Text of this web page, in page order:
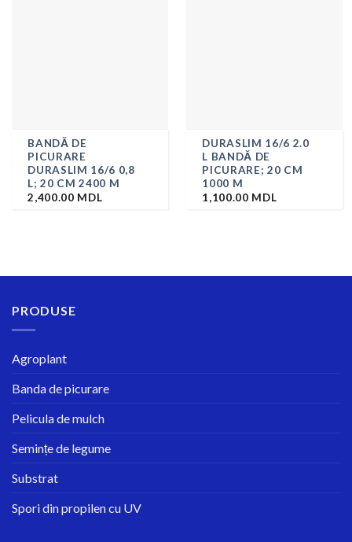
BANDĂ DE
PICURARE
DURASLIM 16/6 0,8
L; 20 CM 2400 M
2,400.00 MDL
DURASLIM 16/6 2.0
L BANDĂ DE
PICURARE; 20 CM
1000 M
1,100.00 MDL
PRODUSE
Agroplant
Banda de picurare
Pelicula de mulch
Semințe de legume
Substrat
Spori din propilen cu UV